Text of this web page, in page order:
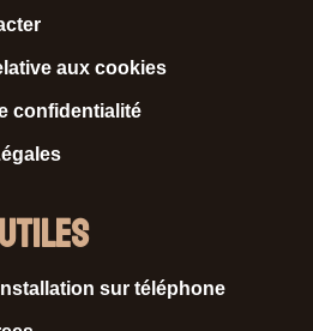
aux cookies
confidentialité
sur téléphone